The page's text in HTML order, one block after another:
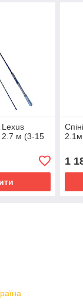
Lexus
2.7 м (3-15
1